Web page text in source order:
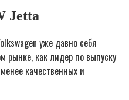
Jetta
уже давно себя
рынке, как лидер по выпуску
качественных и